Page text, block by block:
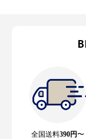
全国送料390円〜